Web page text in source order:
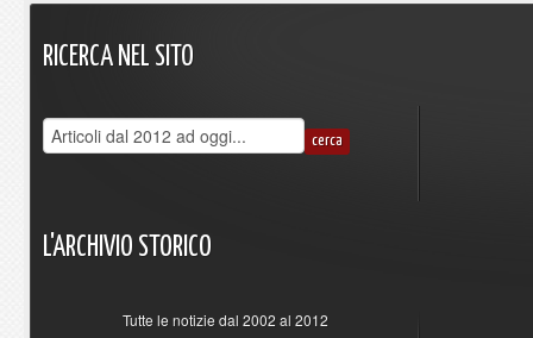
RICERCA NEL SITO
L'ARCHIVIO STORICO
Tutte le notizie dal 2002 al 2012